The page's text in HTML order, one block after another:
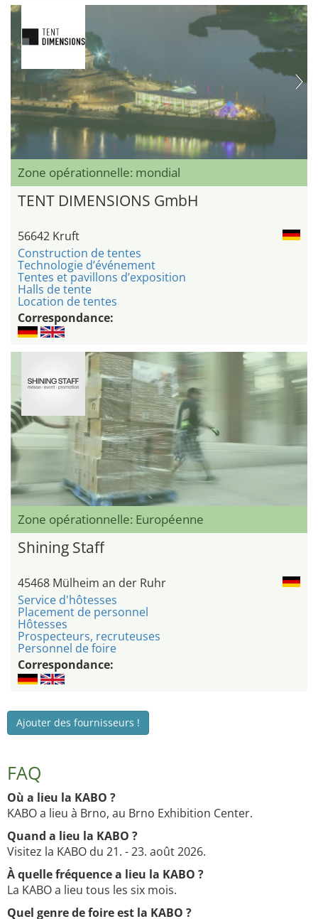
Zone opérationnelle: mondial
TENT DIMENSIONS GmbH
56642 Kruft
Construction de tentes
Technologie d’événement
Tentes et pavillons d’exposition
Halls de tente
Location de tentes
Correspondance:
Zone opérationnelle: Européenne
Shining Staff
45468 Mülheim an der Ruhr
Service d'hôtesses
Placement de personnel
Hôtesses
Prospecteurs, recruteuses
Personnel de foire
Correspondance:
Ajouter des fournisseurs !
FAQ
Où a lieu la KABO ?
KABO a lieu à Brno, au Brno Exhibition Center.
Quand a lieu la KABO ?
Visitez la KABO du 21. - 23. août 2026.
À quelle fréquence a lieu la KABO ?
La KABO a lieu tous les six mois.
Quel genre de foire est la KABO ?